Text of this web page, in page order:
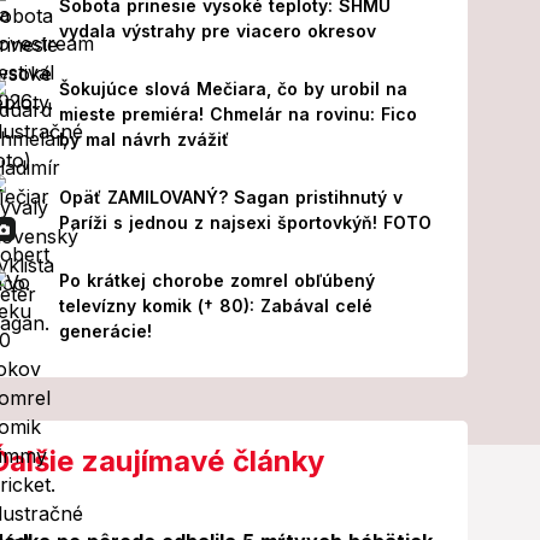
Sobota prinesie vysoké teploty: SHMÚ
vydala výstrahy pre viacero okresov
Šokujúce slová Mečiara, čo by urobil na
mieste premiéra! Chmelár na rovinu: Fico
by mal návrh zvážiť
Opäť ZAMILOVANÝ? Sagan pristihnutý v
Paríži s jednou z najsexi športovkýň! FOTO
Po krátkej chorobe zomrel obľúbený
televízny komik († 80): Zabával celé
generácie!
zaujímavé články